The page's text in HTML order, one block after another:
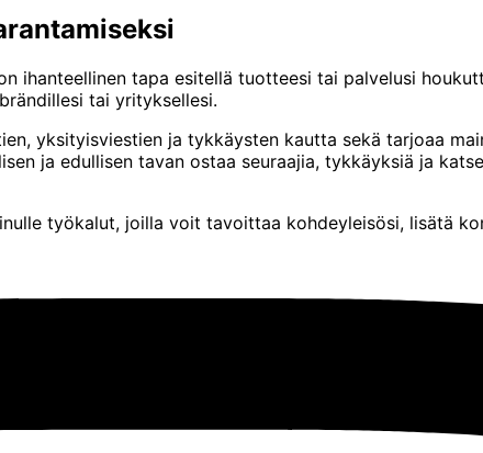
ihanteellinen tapa esitellä tuotteesi tai palvelusi
tai yrityksellesi.
yksityisviestien ja tykkäysten kautta sekä tarjoaa
ja edullisen tavan ostaa seuraajia, tykkäyksiä ja
työkalut, joilla voit tavoittaa kohdeyleisösi, lisätä